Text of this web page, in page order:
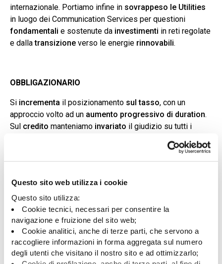
Questo sito web utilizza i cookie
Questo sito utilizza:
Cookie tecnici, necessari per consentire la
navigazione e fruizione del sito web;
Cookie analitici, anche di terze parti, che servono a
raccogliere informazioni in forma aggregata sul numero
degli utenti che visitano il nostro sito e ad ottimizzarlo;
internazionale. Portiamo infine in sovrappeso le Utilities
in luogo dei Communication Services per questioni
fondamentali e sostenute da investimenti in reti regolate
e dallatransizione verso le energie rinnovabili.
OBBLIGAZIONARIO
Si incrementa il posizionamento sul tasso, con un
approccio volto ad un aumento progressivo di duration.
Sul credito manteniamo invariato il giudizio su tutti i
scorso anno,senza ricadute recessive ma con rischi al
ribasso
dal progressivo impatto delle politiche
protezionistiche. In tale contesto si incrementa il
posizionamento tasso, con un approccio volto ad un
aumento progressivo di duration : irendimentiin Europa
e negli Stati Uniti sono su livellistoricamente elevatisia
in termini nominali che reali. In coerenza con lo scenario